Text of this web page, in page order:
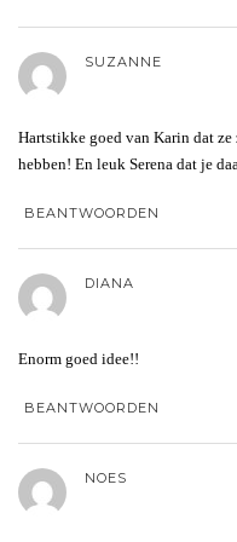
SUZANNE
Hartstikke goed van Karin dat
hebben! En leuk Serena dat je
BEANTWOORDEN
DIANA
Enorm goed idee!!
BEANTWOORDEN
NOES